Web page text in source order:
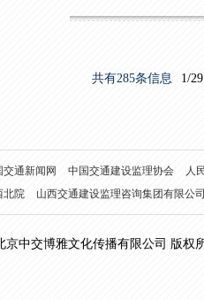
共有285条信息 1/29
交通新闻网 中国交通建设监理协会
人
北院 山西交通建设监理咨询集团有限公
京中交博雅文化传播有限公司 版